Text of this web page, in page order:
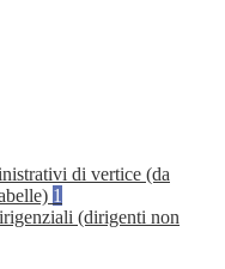
di vertice (da
1
(dirigenti non